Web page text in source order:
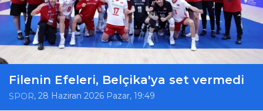
Filenin Efeleri, Belçika'ya set vermedi
SPOR, 28 Haziran 2026 Pazar, 19:49